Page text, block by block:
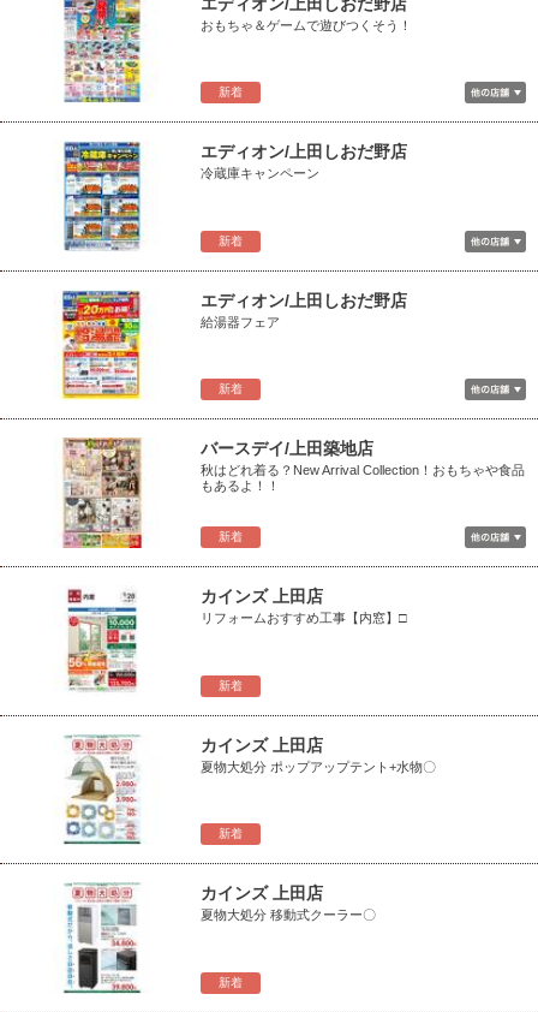
新着
おもちゃ＆ゲームで遊びつくそう！
新着
エディオン/上田しおだ野店
冷蔵庫キャンペーン
新着
エディオン/上田しおだ野店
給湯器フェア
新着
バースデイ/上田築地店
秋はどれ着る？New Arrival Collection！おもちゃや食品
もあるよ！！
新着
カインズ 上田店
リフォームおすすめ工事【内窓】□
新着
カインズ 上田店
夏物大処分 ポップアップテント+水物〇
新着
カインズ 上田店
夏物大処分 移動式クーラー〇